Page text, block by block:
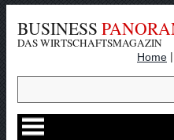
BUSINESS
DAS WIRTSCHAFTSMAGAZIN
Home |